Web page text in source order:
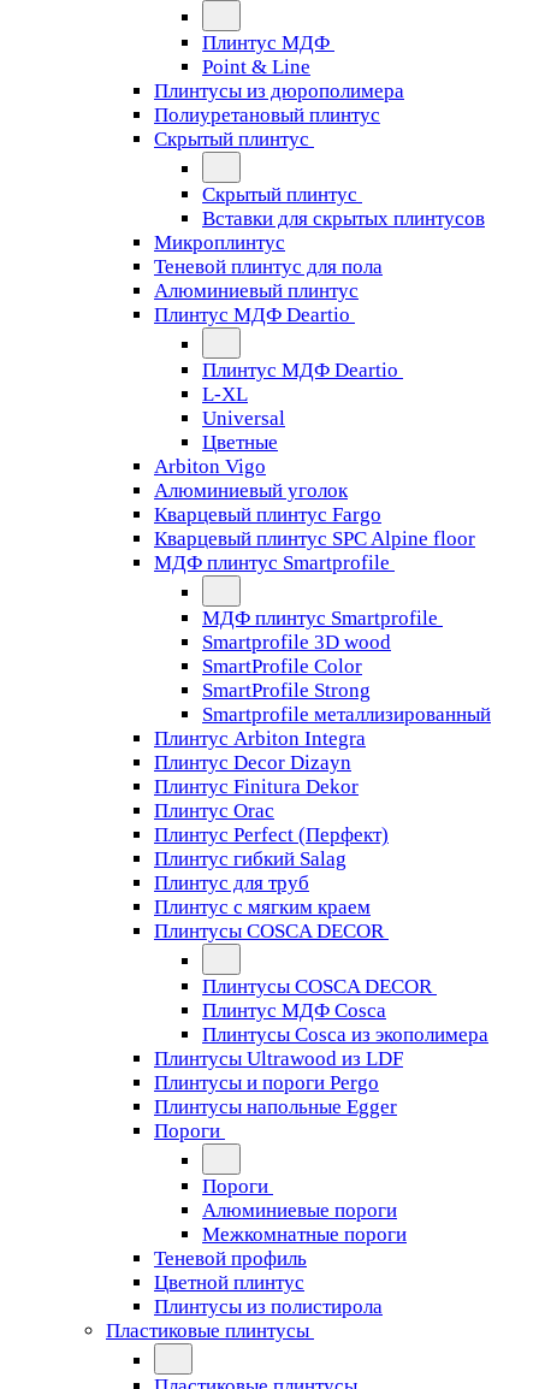
Плинтус МДФ
Point & Line
Плинтусы из дюрополимера
Полиуретановый плинтус
Скрытый плинтус
Скрытый плинтус
Вставки для скрытых плинтусов
Микроплинтус
Теневой плинтус для пола
Алюминиевый плинтус
Плинтус МДФ Deartio
Плинтус МДФ Deartio
L-XL
Universal
Цветные
Arbiton Vigo
Алюминиевый уголок
Кварцевый плинтус Fargo
Кварцевый плинтус SPC Alpine floor
МДФ плинтус Smartprofile
МДФ плинтус Smartprofile
Smartprofile 3D wood
SmartProfile Color
SmartProfile Strong
Smartprofile металлизированный
Плинтус Arbiton Integra
Плинтус Decor Dizayn
Плинтус Finitura Dekor
Плинтус Orac
Плинтус Perfect (Перфект)
Плинтус гибкий Salag
Плинтус для труб
Плинтус с мягким краем
Плинтусы COSCA DECOR
Плинтусы COSCA DECOR
Плинтус МДФ Cosca
Плинтусы Cosca из экополимера
Плинтусы Ultrawood из LDF
Плинтусы и пороги Pergo
Плинтусы напольные Egger
Пороги
Пороги
Алюминиевые пороги
Межкомнатные пороги
Теневой профиль
Цветной плинтус
Плинтусы из полистирола
Пластиковые плинтусы